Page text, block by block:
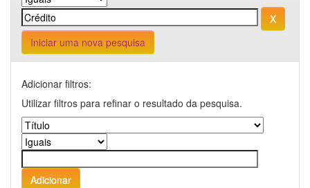
Iniciar uma nova pesquisa
Adicionar filtros:
Utilizar filtros para refinar o resultado da pesquisa.